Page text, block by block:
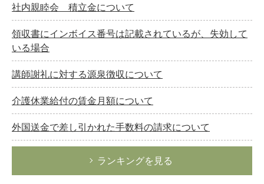
社内親睦会 積立金について
領収書にインボイス番号は記載されているが、失効して
いる場合
講師謝礼に対する源泉徴収について
介護休業給付の賃金月額について
外国送金で差し引かれた手数料の請求について
ランキングを見る